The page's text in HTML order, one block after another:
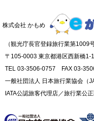
株式会社 かもめ
（観光庁長官登録旅行業第1009号
〒105-0003 東京都港区西新橋1-
TEL 03-3506-0757 FAX 03-
一般社団法人 日本旅行業協会（
IATA公認旅客代理店／旅行業公